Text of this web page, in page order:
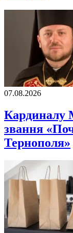
07.08.2026
Кардиналу
звання
Тернополя»